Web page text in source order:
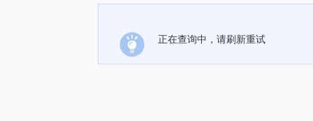
正在查询中，请刷新重试